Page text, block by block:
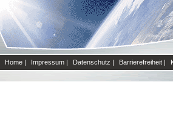
Home | Impressum | Datenschutz | Barrierefreiheit |